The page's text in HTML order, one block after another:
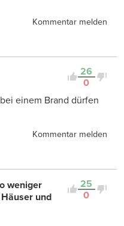
Kommentar melden
26
0
einem Brand dürfen
Kommentar melden
25
0
weniger
und